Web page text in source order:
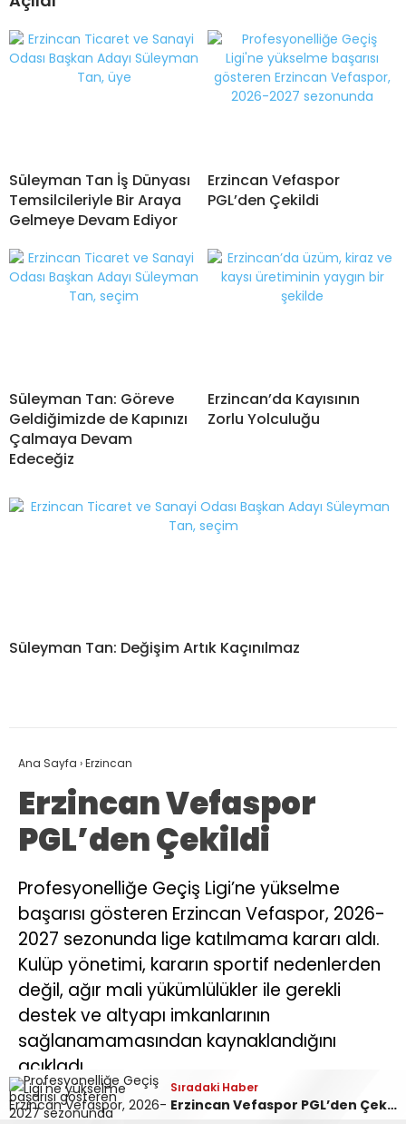
Sıradaki Haber
Süleyman Tan İş Dünyası Temsilcileriyle Bir Araya Gelmeye Devam Ediyor
Süleyman Tan İş Dünyası
Temsilcileriyle Bir Araya
Gelmeye Devam Ediyor
Erzincan Vefaspor
PGL’den Çekildi
Süleyman Tan: Göreve
Geldiğimizde de Kapınızı
Çalmaya Devam
Edeceğiz
Erzincan’da Kayısının
Zorlu Yolculuğu
Süleyman Tan: Değişim Artık Kaçınılmaz
Sıradaki Haber
Erzincan Vefaspor PGL’den Çekildi
Ana Sayfa ›Erzincan
Erzincan Vefaspor
PGL’den Çekildi
Profesyonelliğe Geçiş Ligi’ne yükselme
başarısı gösteren Erzincan Vefaspor, 2026-
2027 sezonunda lige katılmama kararı aldı.
Kulüp yönetimi, kararın sportif nedenlerden
değil, ağır mali yükümlülükler ile gerekli
destek ve altyapı imkanlarının
sağlanamamasından kaynaklandığını
açıkladı.